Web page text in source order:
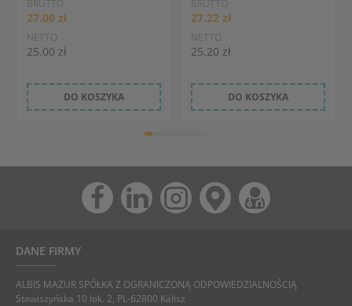
BRUTTO
27.00 zł
NETTO
25.00 zł
DO KOSZYKA
BRUTTO
27.22 zł
NETTO
25.20 zł
DO KOSZYKA
DANE FIRMY
ALBIS MAZUR SPÓŁKA Z OGRANICZONĄ ODPOWIEDZIALNOŚCIĄ
Stawiszyńska 10 lok. 2, PL-62800 Kalisz